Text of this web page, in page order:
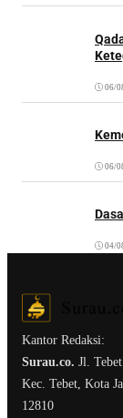
06/
06/
04/
Kantor Redaksi:
Surau.co. Jl.
Kec. Tebet, Kota
12810